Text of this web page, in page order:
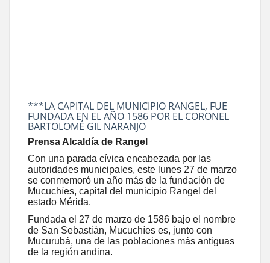
***LA CAPITAL DEL MUNICIPIO RANGEL, FUE
FUNDADA EN EL AÑO 1586 POR EL CORONEL
BARTOLOMÉ GIL NARANJO
Prensa Alcaldía de Rangel
Con una parada cívica encabezada por las
autoridades municipales, este lunes 27 de marzo
se conmemoró un año más de la fundación de
Mucuchíes, capital del municipio Rangel del
estado Mérida.
Fundada el 27 de marzo de 1586 bajo el nombre
de San Sebastián, Mucuchíes es, junto con
Mucurubá, una de las poblaciones más antiguas
de la región andina.